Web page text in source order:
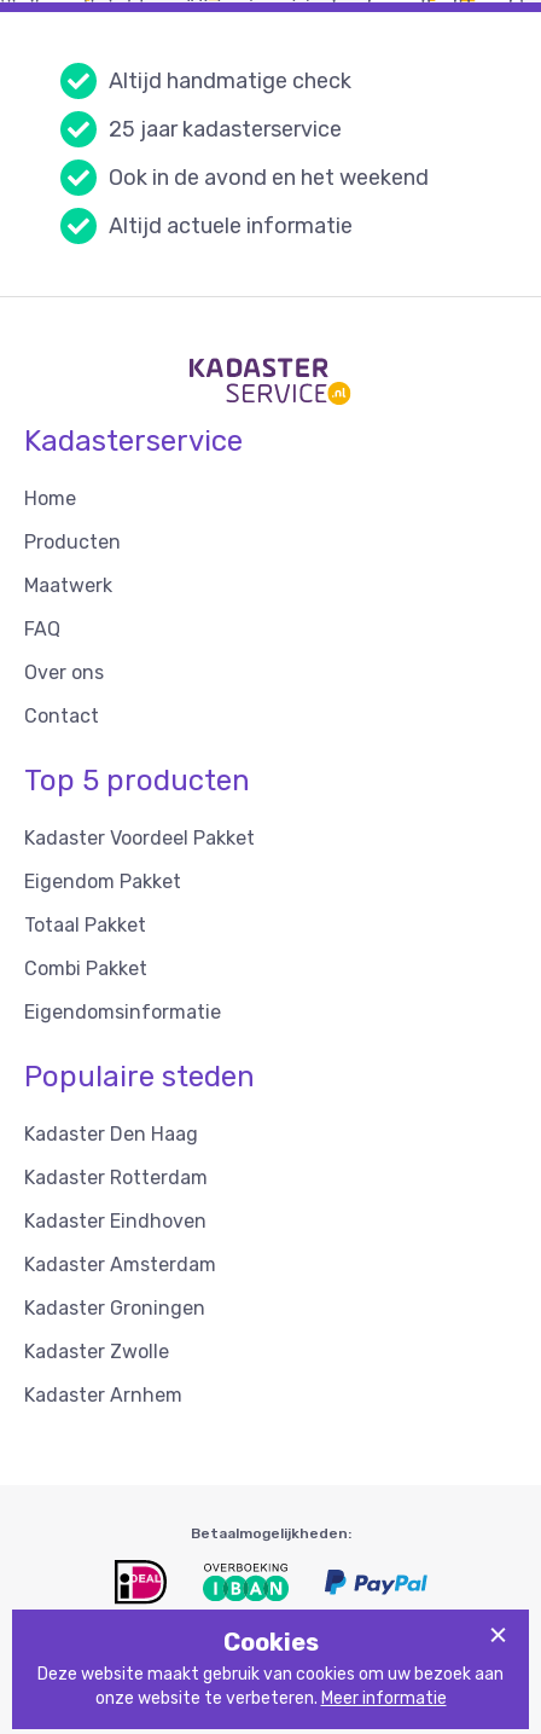
Altijd handmatige check
25 jaar kadasterservice
Ook in de avond en het weekend
Altijd actuele informatie
Kadasterservice
Home
Producten
Maatwerk
FAQ
Over ons
Contact
Top 5 producten
Kadaster Voordeel Pakket
Eigendom Pakket
Totaal Pakket
Combi Pakket
Eigendomsinformatie
Populaire steden
Kadaster Den Haag
Kadaster Rotterdam
Kadaster Eindhoven
Kadaster Amsterdam
Kadaster Groningen
Kadaster Zwolle
Kadaster Arnhem
© 2026 Kadasterservice.nl
Disclaimer Voorwaarden Betaling / Levering
Betaalmogelijkheden:
Cookies
Deze website maakt gebruik van cookies om uw bezoek aan
onze website te verbeteren. Meer informatie